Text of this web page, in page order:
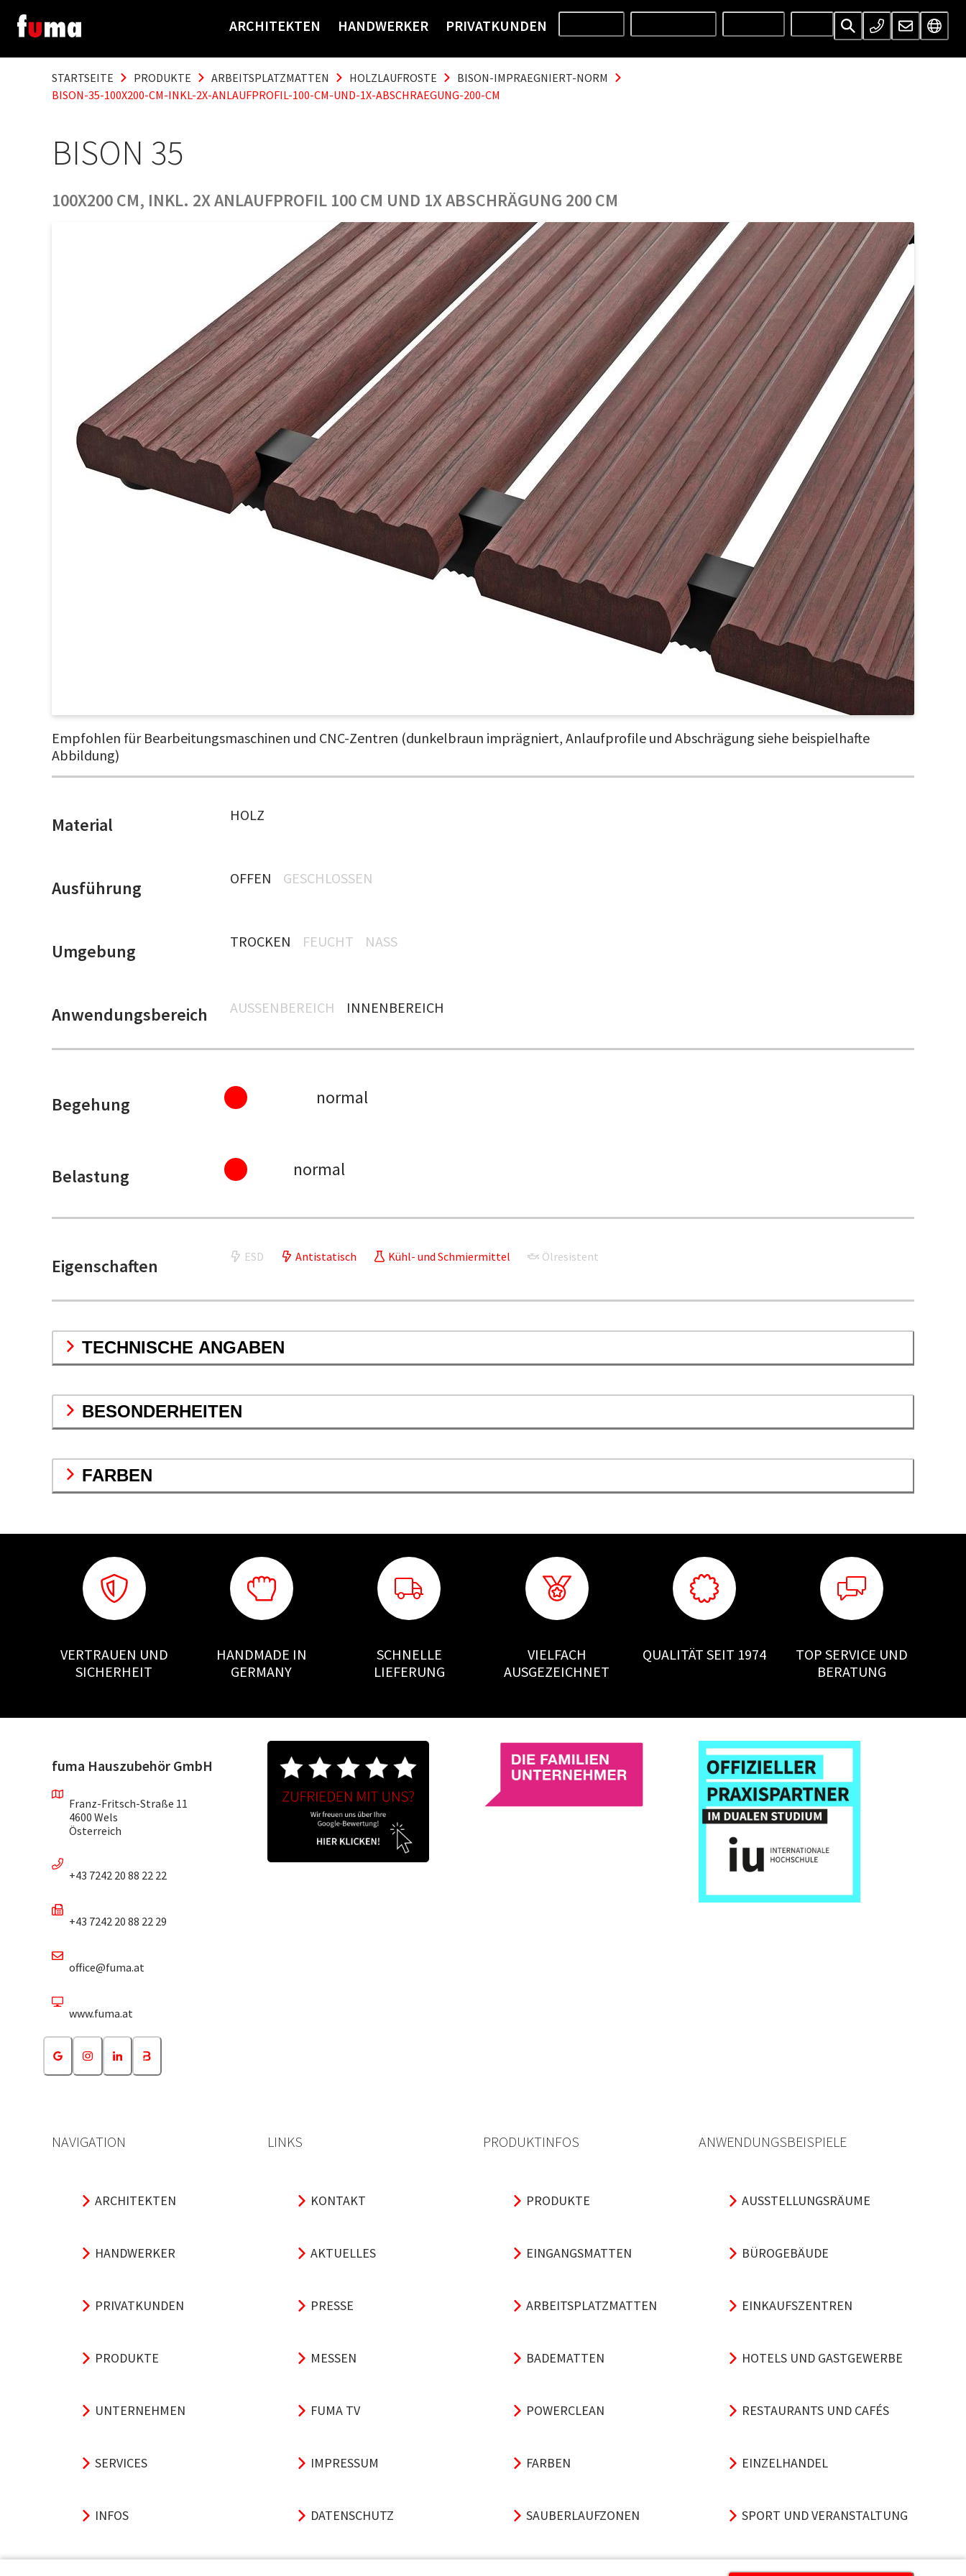
ARCHITEKTEN HANDWERKER PRIVATKUNDEN
STARTSEITE PRODUKTE ARBEITSPLATZMATTEN HOLZLAUFROSTE
BISON-IMPRAEGNIERT-NORM
BISON-35-100X200-CM-INKL-2X-ANLAUFPROFIL-100-CM-UND-1X-ABSCHRAEGUNG-200-CM
BISON 35
100X200 CM, INKL. 2X ANLAUFPROFIL 100 CM UND 1X ABSCHRÄGUNG 200 CM
Empfohlen für Bearbeitungsmaschinen und CNC-Zentren (dunkelbraun imprägniert, Anlaufprofile und Abschrägung siehe beispielhafte
Abbildung)
Material HOLZ
Ausführung OFFEN GESCHLOSSEN
Umgebung TROCKEN FEUCHT NASS
Anwendungsbereich AUSSENBEREICH INNENBEREICH
Begehung normal
Belastung normal
Eigenschaften ESD Antistatisch Kühl- und Schmiermittel Ölresistent
TECHNISCHE ANGABEN
BESONDERHEITEN
FARBEN
VERTRAUEN UND
SICHERHEIT
HANDMADE IN
GERMANY
SCHNELLE
LIEFERUNG
VIELFACH
AUSGEZEICHNET
QUALITÄT SEIT 1974
TOP SERVICE UND
BERATUNG
fuma Hauszubehör GmbH
Franz-Fritsch-Straße 11
4600 Wels
Österreich
+43 7242 20 88 22 22
+43 7242 20 88 22 29
office@fuma.at
www.fuma.at
NAVIGATION
ARCHITEKTEN
HANDWERKER
PRIVATKUNDEN
PRODUKTE
UNTERNEHMEN
SERVICES
INFOS
LINKS
KONTAKT
AKTUELLES
PRESSE
MESSEN
FUMA TV
IMPRESSUM
DATENSCHUTZ
PRODUKTINFOS
PRODUKTE
EINGANGSMATTEN
ARBEITSPLATZMATTEN
BADEMATTEN
POWERCLEAN
FARBEN
SAUBERLAUFZONEN
ANWENDUNGSBEISPIELE
AUSSTELLUNGSRÄUME
BÜROGEBÄUDE
EINKAUFSZENTREN
HOTELS UND GASTGEWERBE
RESTAURANTS UND CAFÉS
EINZELHANDEL
SPORT UND VERANSTALTUNG
VERKEHRSKNOTENPUNKTE